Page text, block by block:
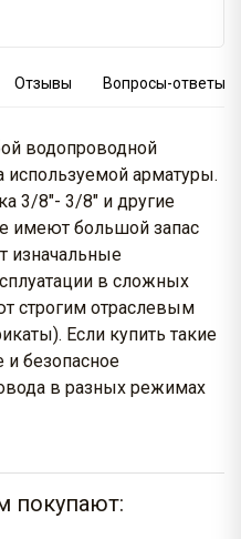
Отзывы Вопросы-ответы
водопроводной
используемой арматуры.
3/8"- 3/8" и другие
имеют большой запас
изначальные
в сложных
строгим отраслевым
Если купить такие
безопасное
в разных режимах
покупают: